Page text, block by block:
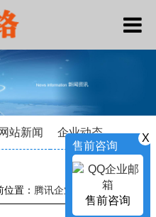
网站新闻 企业动态
位置： 腾讯企业邮箱 ->新闻资讯
X
售前咨询
售前咨询